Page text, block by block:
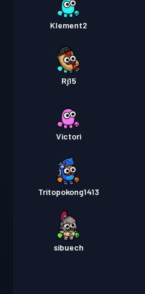
Klement2
Rj15
Victori
Tritopokong1413
sibuech